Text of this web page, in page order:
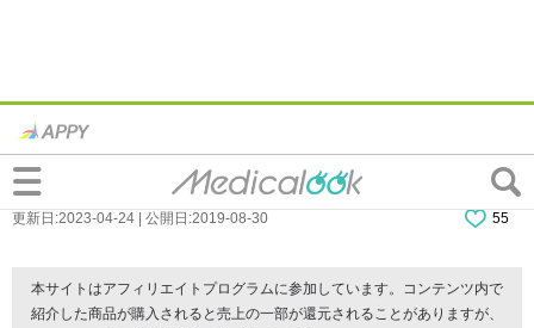
【症状別】胃薬のおすすめを医師が解説！
胃もたれ・胃痛・嘔吐感など
更新日:2023-04-24 | 公開日:2019-08-30 55
本サイトはアフィリエイトプログラムに参加しています。コンテンツ内で
紹介した商品が購入されると売上の一部が還元されることがありますが、